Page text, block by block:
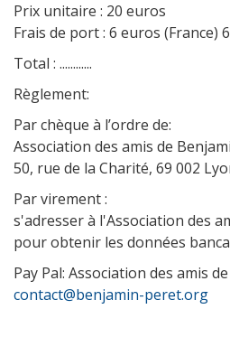
Prix unitaire : 20 euros
Frais de port : 6 euros (France)
Total : ............
Règlement:
Par chèque à l’ordre de:
Association des amis de
50, rue de la Charité, 69 002
Par virement :
s'adresser à l'Association des
pour obtenir les données
Pay Pal: Association des amis
contact@benjamin-peret.org